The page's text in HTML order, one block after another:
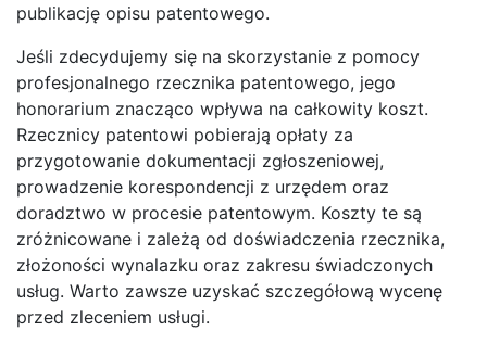
publikację opisu patentowego.
Jeśli zdecydujemy się na skorzystanie z pomocy
profesjonalnego rzecznika patentowego, jego
honorarium znacząco wpływa na całkowity koszt.
Rzecznicy patentowi pobierają opłaty za
przygotowanie dokumentacji zgłoszeniowej,
prowadzenie korespondencji z urzędem oraz
doradztwo w procesie patentowym. Koszty te są
zróżnicowane i zależą od doświadczenia rzecznika,
złożoności wynalazku oraz zakresu świadczonych
usług. Warto zawsze uzyskać szczegółową wycenę
przed zleceniem usługi.